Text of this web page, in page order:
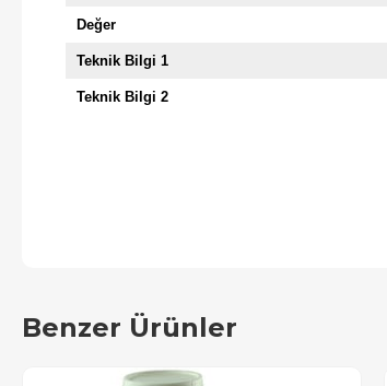
Değer
Teknik Bilgi 1
Teknik Bilgi 2
Benzer Ürünler